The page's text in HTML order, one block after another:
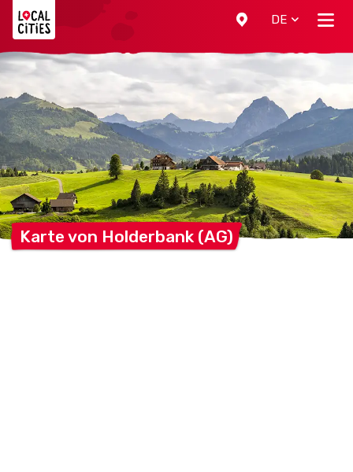
DE
Karte von Holderbank (AG)